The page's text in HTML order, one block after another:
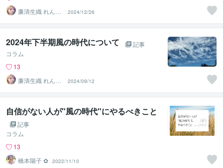
廉清生織 れんせ
い さき
2024/12/26
2024年下半期風の時代について
記事
コラム
13
廉清生織 れんせ
い さき
2024/09/12
自信がない人が"風の時代"にやるべきこと
記事
コラム
13
橋本陽子 ✿ 2022/11/10